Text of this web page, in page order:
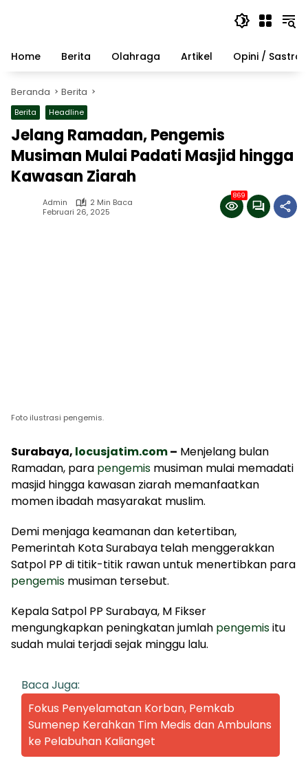
Home
Berita Olahraga Artikel Opini / Sastra
Beranda Berita
Berita Headline
Jelang Ramadan, Pengemis
Musiman Mulai Padati Masjid hingga
Kawasan Ziarah
Admin
2 Min Baca
Februari 26, 2025
869
Foto ilustrasi pengemis.
Surabaya, locusjatim.com– Menjelang bulan
Ramadan, para pengemis musiman mulai memadati
masjid hingga kawasan ziarah memanfaatkan
momen ibadah masyarakat muslim.
Demi menjaga keamanan dan ketertiban,
Pemerintah Kota Surabaya telah menggerakkan
Satpol PP di titik-titik rawan untuk menertibkan para
pengemis musiman tersebut.
Kepala Satpol PP Surabaya, M Fikser
mengungkapkan peningkatan jumlah pengemisitu
sudah mulai terjadi sejak minggu lalu.
Baca Juga:
Fokus Penyelamatan Korban, Pemkab
Sumenep Kerahkan Tim Medis dan Ambulans
ke Pelabuhan Kalianget